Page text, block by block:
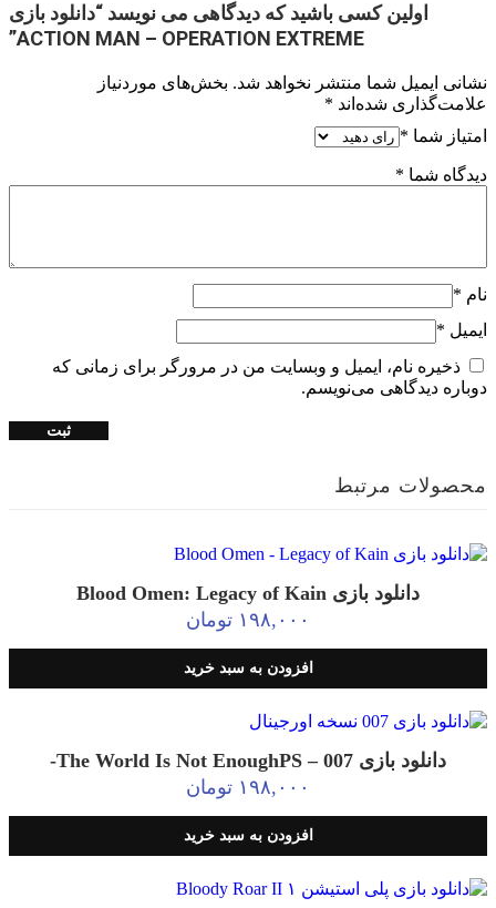
اولین کسی باشید که دیدگاهی می نویسد “دانلود بازی
ACTION MAN – OPERATION EXTREME”
نشانی ایمیل شما منتشر نخواهد شد. بخش‌های موردنیاز
علامت‌گذاری شده‌اند *
امتیاز شما *
دیدگاه شما *
نام *
ایمیل *
ذخیره نام، ایمیل و وبسایت من در مرورگر برای زمانی که
دوباره دیدگاهی می‌نویسم.
محصولات مرتبط
دانلود بازی Blood Omen: Legacy of Kain
۱۹۸,۰۰۰ تومان
افزودن به سبد خرید
دانلود بازی 007 – The World Is Not EnoughPS-
۱۹۸,۰۰۰ تومان
افزودن به سبد خرید